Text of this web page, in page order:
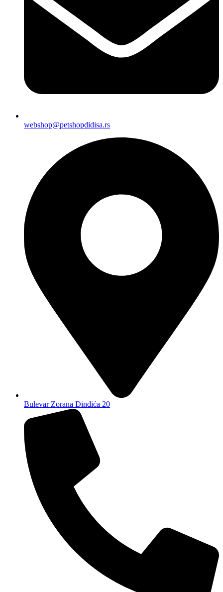
webshop@petshopdidisa.rs
Bulevar Zorana Đinđića 20